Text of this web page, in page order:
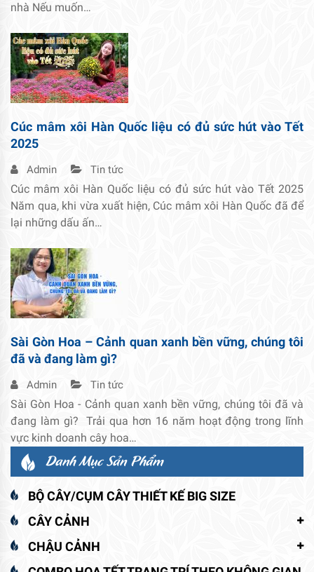
nhà Nếu muốn…
Cúc mâm xôi Hàn Quốc liệu có đủ sức hút vào Tết
2025
Admin Tin tức
Cúc mâm xôi Hàn Quốc liệu có đủ sức hút vào Tết 2025
Năm qua, khi vừa xuất hiện, Cúc mâm xôi Hàn Quốc đã để
lại những dấu ấn…
Sài Gòn Hoa – Cảnh quan xanh bền vững, chúng tôi
đã và đang làm gì?
Admin Tin tức
Sài Gòn Hoa - Cảnh quan xanh bền vững, chúng tôi đã và
đang làm gì? Trải qua hơn 16 năm hoạt động trong lĩnh
vực kinh doanh cây hoa…
Danh Mục Sản Phẩm
BỘ CÂY/CỤM CÂY THIẾT KẾ BIG SIZE
CÂY CẢNH
CHẬU CẢNH